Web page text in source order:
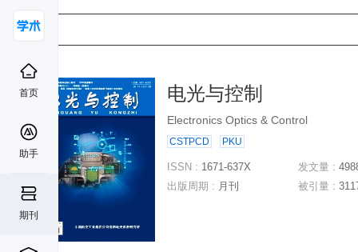
首页
助手
期刊
电光与控制
Electronics Optics & Control
CSTPCD PKU
ISSN : 1671-637X
出版周期 : 月刊
发文量 :
被引量 :